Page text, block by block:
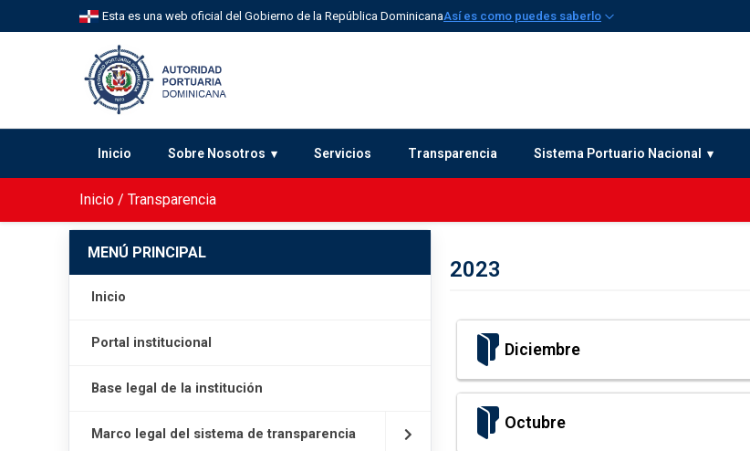
Esta es una web oficial del Gobierno de la República DominicanaAsí es como puedes saberlo
Inicio Sobre Nosotros Servicios Transparencia Sistema Portuario Nacional
Inicio / Transparencia
MENÚ PRINCIPAL
Inicio
Portal institucional
Base legal de la institución
Marco legal del sistema de transparencia
2023
Diciembre
Octubre